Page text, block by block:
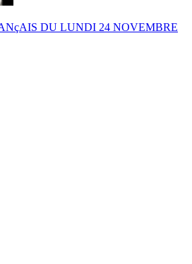
DU LUNDI 24 NOVEMBRE